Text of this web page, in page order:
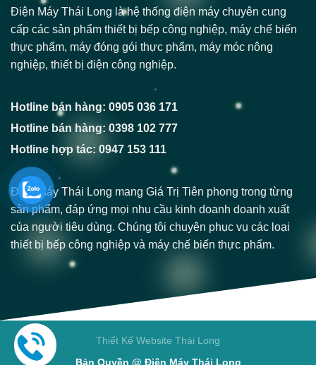
Điện Máy Thái Long là hệ thống điện máy chuyên cung
cấp các sản phẩm thiết bị bếp công nghiệp, máy chế biến
thực phẩm, máy đóng gói thực phẩm, máy móc nông
nghiệp, thiết bị điện công nghiệp.
Hotline bán hàng: 0905 036 171
Hotline bán hàng: 0398 102 777
Hotline hợp tác: 0947 153 111
Điện Máy Thái Long mang Giá Trị Tiên phong trong từng
sản phẩm, đáp ứng mọi nhu cầu kinh doanh doanh xuất
của người tiêu dùng. Chúng tôi chuyên phục vụ các loại
thiết bị bếp công nghiệp và máy chế biến thực phẩm.
Thiết Kế Website Thái Long
Bản Quyền @ Điện Máy Thái Long